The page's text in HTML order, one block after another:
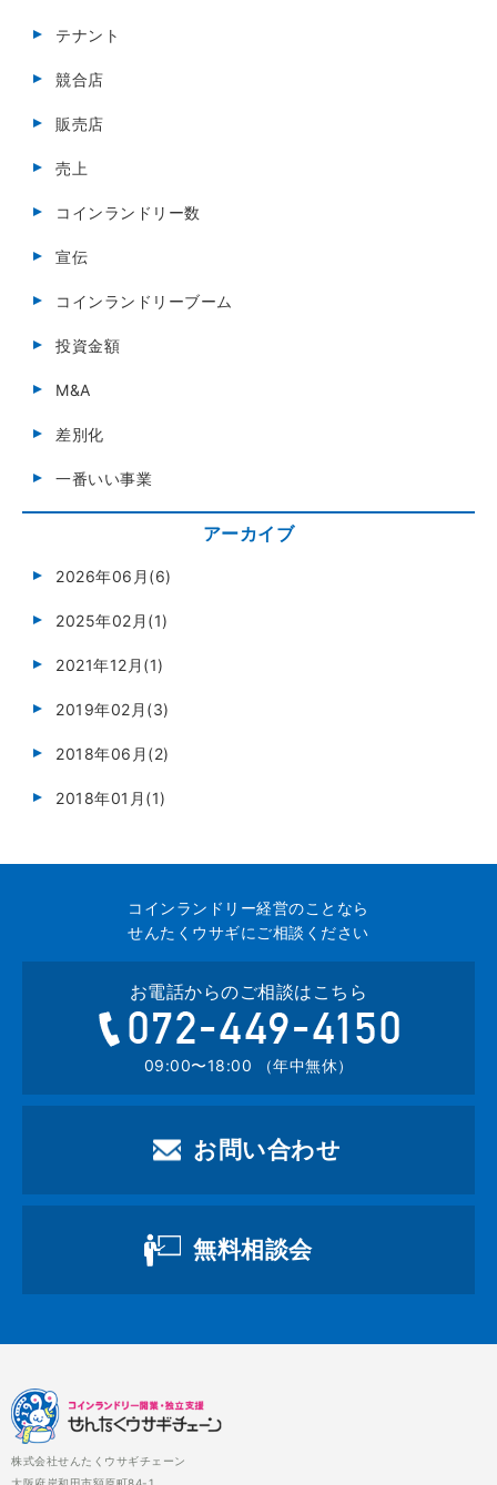
テナント
競合店
販売店
売上
コインランドリー数
宣伝
コインランドリーブーム
投資金額
M&A
差別化
一番いい事業
アーカイブ
2026年06月(6)
2025年02月(1)
2021年12月(1)
2019年02月(3)
2018年06月(2)
2018年01月(1)
コインランドリー経営のことなら
せんたくウサギにご相談ください
お電話からのご相談はこちら
09:00〜18:00 （年中無休）
お問い合わせ
無料相談会
株式会社せんたくウサギチェーン